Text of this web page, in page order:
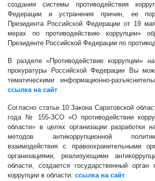
создания системы противодействия
Федерации и устранения причин, ее
Президента Российской Федерации от 19
мерах по противодействию коррупции»
Президенте Российской Федерации по
В разделе «Противодействие коррупции»
прокуратуры Российской Федерации Вы
тематическими информационно-
ссылка на сайт
Согласно статье 10 Закона Саратовской
года № 155-ЗСО «О противодействии
области» в целях организации разработки
методов антикоррупционной
взаимодействия с правоохранительными
организациями, реализующими
области, создается государственный орган
коррупции в области: ссылка на сайт